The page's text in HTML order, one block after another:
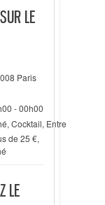
LE
Paris
- 00h00
, Cocktail, Entre
de 25 €,
LE